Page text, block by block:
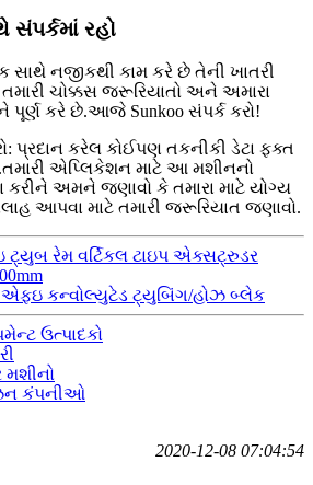
રહો
સાથે નજીકથી કામ કરે છે તેની ખાતરી
તમારી ચોક્કસ જરૂરિયાતો અને અમારા
પૂર્ણ કરે છે.આજે Sunkoo સંપર્ક કરો!
પ્રદાન કરેલ કોઈપણ તકનીકી ડેટા ફક્ત
એપ્લિકેશન માટે આ મશીનનો
કરીને અમને જણાવો કે તમારા માટે યોગ્ય
આપવા માટે તમારી જરૂરિયાત જણાવો.
ટ્યુબ રેમ વર્ટિકલ ટાઇપ એક્સટ્રુડર
કન્વોલ્યુટેડ ટ્યુબિંગ/હોઝ બ્લેક
ઉત્પાદકો
મશીનો
કંપનીઓ
2020-12-08 07:04:54